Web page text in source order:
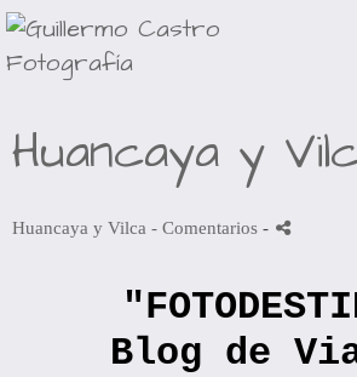
Huancaya y
Huancaya y Vilca - Comentarios -
Blog de